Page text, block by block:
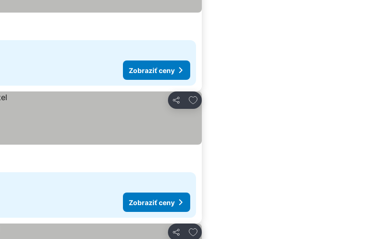
Zobraziť ceny
Zdieľať
Pridať do obľúbených
Zobraziť ceny
Zdieľať
Pridať do obľúbených